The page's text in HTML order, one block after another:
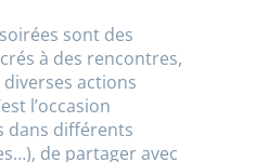
sont des
à des rencontres,
actions
l’occasion
dans différents
de partager avec